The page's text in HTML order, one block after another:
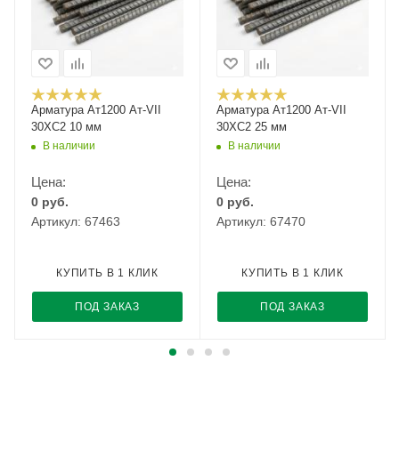
Арматура Ат1200 Ат-VII
30ХС2 10 мм
В наличии
Цена:
0 руб.
Артикул: 67463
ПОД ЗАКАЗ
КУПИТЬ В 1 КЛИК
Арматура Ат1200 Ат-VII
30ХС2 25 мм
В наличии
Цена:
0 руб.
Артикул: 67470
ПОД ЗАКАЗ
КУПИТЬ В 1 КЛИК